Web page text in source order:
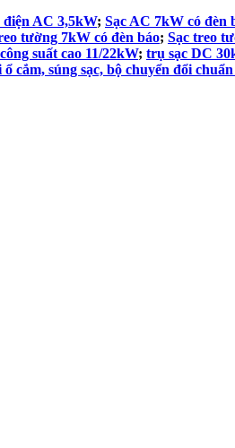
điện AC 3,5kW; Sạc AC 7kW có đèn
tường 7kW có đèn báo; Sạc treo
suất cao 11/22kW; trụ sạc DC
ổ cắm, súng sạc, bộ chuyển đổi